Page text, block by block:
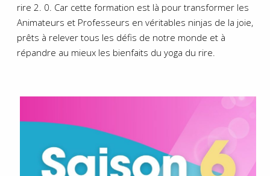
rire 2. 0. Car cette formation est là pour transformer les
Animateurs et Professeurs en véritables ninjas de la joie,
prêts à relever tous les défis de notre monde et à
répandre au mieux les bienfaits du yoga du rire.